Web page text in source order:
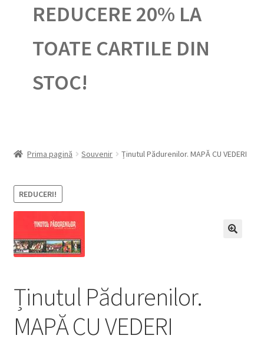
REDUCERE 20% LA
TOATE CARTILE DIN
STOC!
Prima pagină Souvenir Ținutul Pădurenilor. MAPĂ CU VEDERI
REDUCERI!
Ținutul Pădurenilor.
MAPĂ CU VEDERI